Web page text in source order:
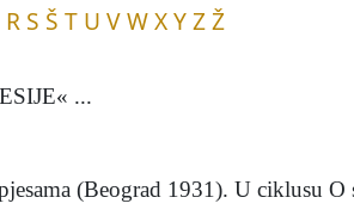
R S Š T U VWXYZŽ
...
(Beograd 1931). U ciklusu O